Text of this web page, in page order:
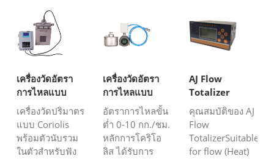
(หรือที่เรียกว่า
เครื่องวัดอัตรา
การไหลแบบ
กระจายความ
มือวัดความ
แม่นยำที่ใช้วัด
มวลรวมของ
ของไหล มีการ
ใช...
สังเกตค่าระดับ
ของเหลว ตัวบ่งชี้
ระดับอัลตราโซนิ
สามารถติดตั้งใน
ที่ต่ำกว่าซึ่งง่าย
②ดา
ไหลและการ
กำหนดค่า
พารามิเตอร์ โดย
สภาพแวดล้อม
การทำงานเป็น ...
เครื่องวัดอัตรา
การไหลแบบ
Coriolis สำหรับ
ควบคุมชุดการ
ผลิต
เครื่องวัดปริมาตร
แบบ Coriolis
พร้อมตัวนับรวม
ในตัวสำหรับฟัง
เครื่องวัดอัตรา
การไหลแบบ
ไมโครโคริโอลิส
แบบไหลต่ำ
อัตราการไหลขั้น
ต่ำ 0-10 กก./ชม.
หลักการโคริโอ
ลิส ได้รับการ
AJ Flow
Totalizer
คุณสมบัติของ AJ
Flow
TotalizerSuitable
for flow (Heat)